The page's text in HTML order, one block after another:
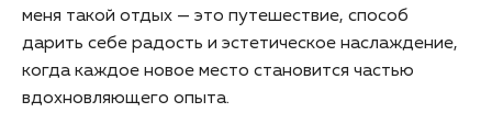
меня такой отдых — это путешествие, способ
дарить себе радость и эстетическое наслаждение,
когда каждое новое место становится частью
вдохновляющего опыта.